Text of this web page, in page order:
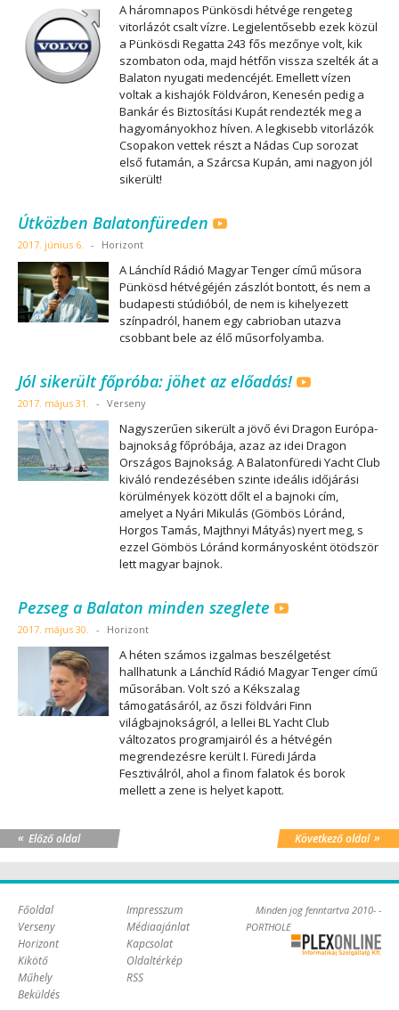
A háromnapos Pünkösdi hétvége rengeteg
vitorlázót csalt vízre. Legjelentősebb ezek közül
a Pünkösdi Regatta 243 fős mezőnye volt, kik
szombaton oda, majd hétfőn vissza szelték át a
Balaton nyugati medencéjét. Emellett vízen
voltak a kishajók Földváron, Kenesén pedig a
Bankár és Biztosítási Kupát rendezték meg a
hagyományokhoz híven. A legkisebb vitorlázók
Csopakon vettek részt a Nádas Cup sorozat
első futamán, a Szárcsa Kupán, ami nagyon jól
sikerült!
Útközben Balatonfüreden
2017. június 6. - Horizont
A Lánchíd Rádió Magyar Tenger című műsora
Pünkösd hétvégéjén zászlót bontott, és nem a
budapesti stúdióból, de nem is kihelyezett
színpadról, hanem egy cabrioban utazva
csobbant bele az élő műsorfolyamba.
Jól sikerült főpróba: jöhet az előadás!
2017. május 31. - Verseny
Nagyszerűen sikerült a jövő évi Dragon Európa-
bajnokság főpróbája, azaz az idei Dragon
Országos Bajnokság. A Balatonfüredi Yacht Club
kiváló rendezésében szinte ideális időjárási
körülmények között dőlt el a bajnoki cím,
amelyet a Nyári Mikulás (Gömbös Lóránd,
Horgos Tamás, Majthnyi Mátyás) nyert meg, s
ezzel Gömbös Lóránd kormányosként ötödször
lett magyar bajnok.
Pezseg a Balaton minden szeglete
2017. május 30. - Horizont
A héten számos izgalmas beszélgetést
hallhatunk a Lánchíd Rádió Magyar Tenger című
műsorában. Volt szó a Kékszalag
támogatásáról, az őszi földvári Finn
világbajnokságról, a lellei BL Yacht Club
változatos programjairól és a hétvégén
megrendezésre került I. Füredi Járda
Fesztiválról, ahol a finom falatok és borok
mellett a zene is helyet kapott.
« Előző oldal Következő oldal »
Főoldal
Verseny
Horizont
Kikötő
Műhely
Beküldés
Impresszum
Médiaajánlat
Kapcsolat
Oldaltérkép
RSS
Minden jog fenntartva 2010- -
PORTHOLE
Online Kft. -